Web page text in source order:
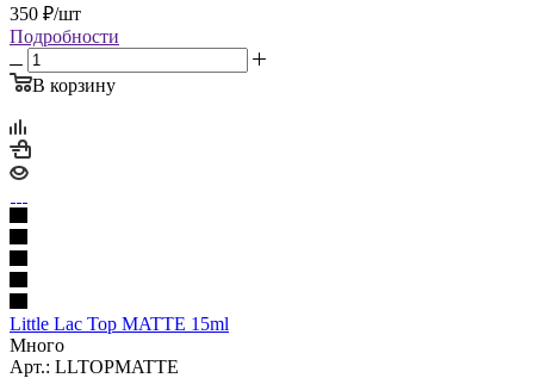
350 ₽/шт
Подробности
В корзину
Little Lac Top MATTE 15ml
Много
Арт.: LLTOPMATTE